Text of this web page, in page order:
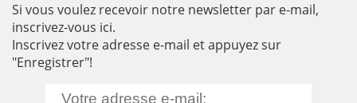
Si vous voulez recevoir notre newsletter par e-mail,
inscrivez-vous ici.
Inscrivez votre adresse e-mail et appuyez sur
"Enregistrer"!